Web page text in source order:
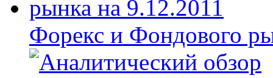
Форекс и Фондового